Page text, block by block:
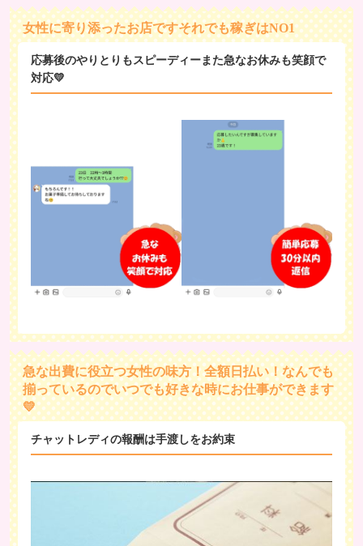
女性に寄り添ったお店ですそれでも稼ぎはNO1
応募後のやりとりもスピーディーまた急なお休みも笑顔で
対応💛
急な出費に役立つ女性の味方！全額日払い！なんでも
揃っているのでいつでも好きな時にお仕事ができます
💛
チャットレディの報酬は手渡しをお約束